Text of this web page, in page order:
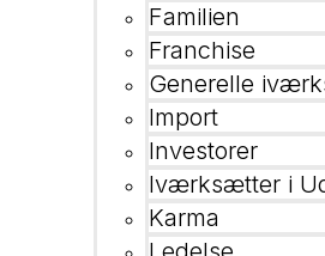
Familien
Franchise
Generelle
Import
Investorer
Iværksætter i
Karma